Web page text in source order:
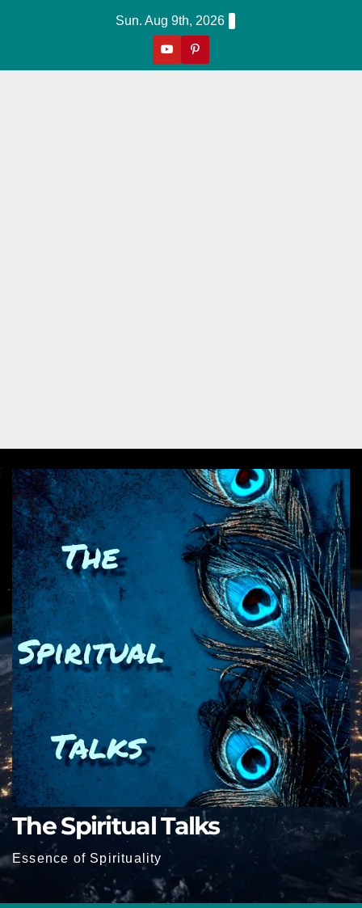
Sun. Aug 9th, 2026
The Spiritual Talks
Essence of Spirituality